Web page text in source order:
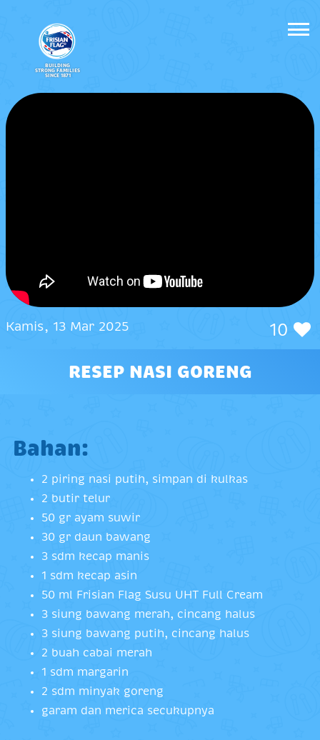
BUILDING
STRONG FAMILIES
SINCE 1871
Kamis, 13 Mar 2025 10
RESEP NASI GORENG
Bahan:
2 piring nasi putih, simpan di kulkas
2 butir telur
50 gr ayam suwir
30 gr daun bawang
3 sdm kecap manis
1 sdm kecap asin
50 ml Frisian Flag Susu UHT Full Cream
3 siung bawang merah, cincang halus
3 siung bawang putih, cincang halus
2 buah cabai merah
1 sdm margarin
2 sdm minyak goreng
garam dan merica secukupnya